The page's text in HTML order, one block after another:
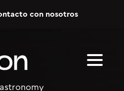
con nosotros